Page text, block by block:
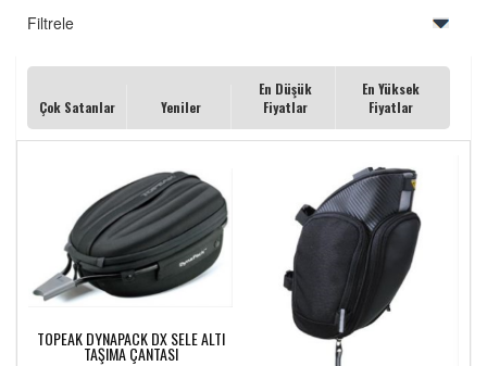
Filtrele
Çok Satanlar Yeniler
En Düşük
Fiyatlar
En Yüksek
Fiyatlar
TOPEAK DYNAPACK DX SELE ALTI
TAŞIMA ÇANTASI